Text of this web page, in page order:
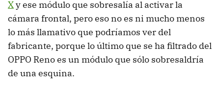
Xy ese módulo que sobresalía al activar la
cámara frontal, pero eso no es ni mucho menos
lo más llamativo que podríamos ver del
fabricante, porque lo último que se ha filtrado del
OPPO Reno es un módulo que sólo sobresaldría
de una esquina.